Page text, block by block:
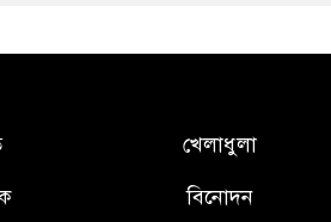
খেলাধুলা
বিনোদন